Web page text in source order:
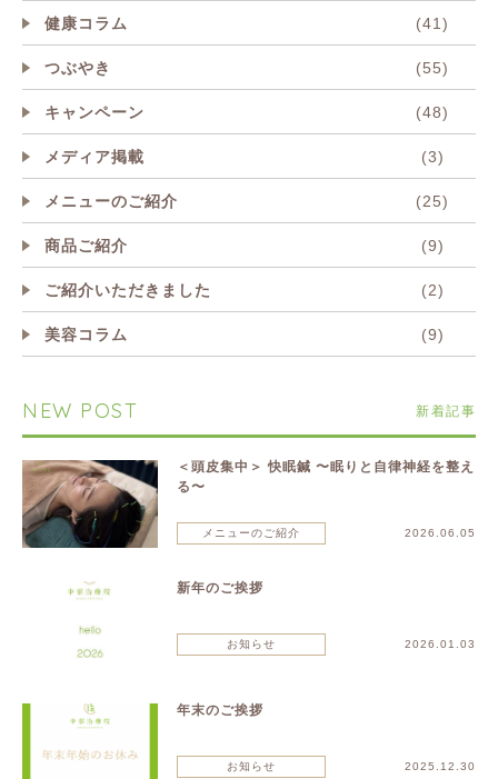
健康コラム (41)
つぶやき (55)
キャンペーン (48)
メディア掲載 (3)
メニューのご紹介 (25)
商品ご紹介 (9)
ご紹介いただきました (2)
美容コラム (9)
NEW POST 新着記事
＜頭皮集中＞ 快眠鍼 〜眠りと自律神経を整え
る〜
メニューのご紹介 2026.06.05
新年のご挨拶
お知らせ 2026.01.03
年末のご挨拶
お知らせ 2025.12.30